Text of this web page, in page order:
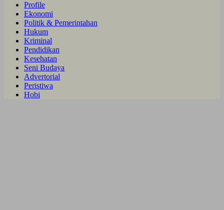
Profile
Ekonomi
Politik & Pemerintahan
Hukum
Kriminal
Pendidikan
Kesehatan
Seni Budaya
Advertorial
Peristiwa
Hobi